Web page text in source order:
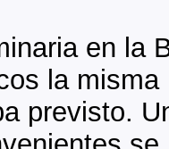
en la
la misma
previsto.